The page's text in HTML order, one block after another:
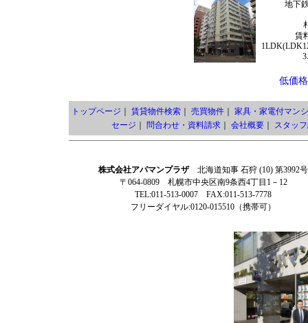
地下
賃
低価
トップページ 賃貸物件検索｜ 売買物件｜ 家具・家電付マン
セージ
問合わせ・資料請求｜ 会社概要｜ スタッ
株式会社アパマンプラザ北海道知事 石狩 (10) 第3992号
〒064-0809 札幌市中央区南9条西4丁目1－12
TEL:011-513-0007 FAX:011-513-7778
フリーダイヤル:0120-015510（携帯可）